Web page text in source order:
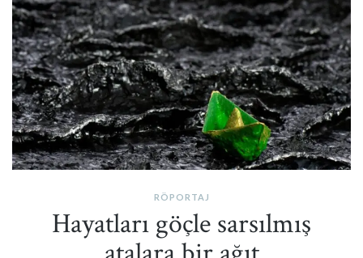
PIN IT
RÖPORTAJ
Hayatları göçle sarsılmış